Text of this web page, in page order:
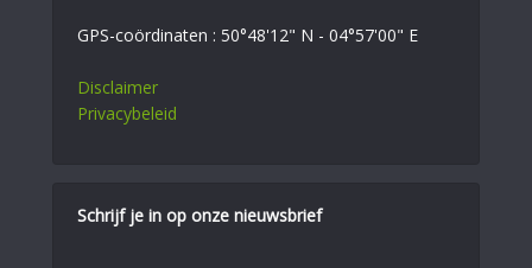
GPS-coördinaten : 50°48'12" N - 04°57'00" E
Disclaimer
Privacybeleid
Schrijf je in op onze nieuwsbrief